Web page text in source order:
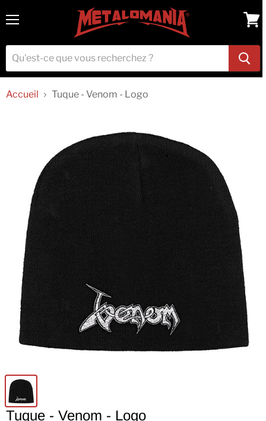
le
Accueil Tuque - Venom - Logo
Tuque - Venom - Logo